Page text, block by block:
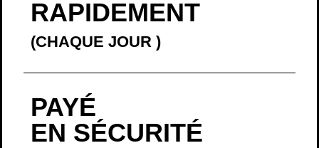
RAPIDEMENT
(CHAQUE JOUR )
PAYÉ
EN SÉCURITÉ